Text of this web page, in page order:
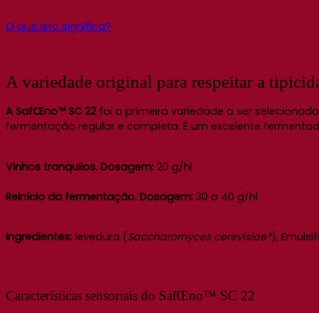
O que isto significa?
A variedade original para respeitar a
A SafŒno™ SC 22foi a primeira variedade a ser
fermentação regular e completa. É um excelente
Vinhos tranquilos. Dosagem: 20 g/hl
Reinício da fermentação. Dosagem: 30 a 40 g/hl
Ingredientes: levedura (Saccharomyces cerevisiae*),
Características sensoriais do SafŒno™ SC 22